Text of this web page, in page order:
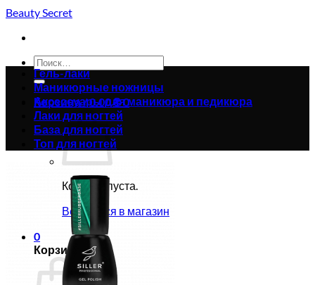
Skip
content
Beauty Secret
Искать:
Корзина /0.00₴0
Корзина пуста.
Вернуться в магазин
0
Корзина
Гель-лаки
Маникюрные ножницы
Аксессуары для маникюра и педикюра
Лаки для ногтей
База для ногтей
Топ для ногтей